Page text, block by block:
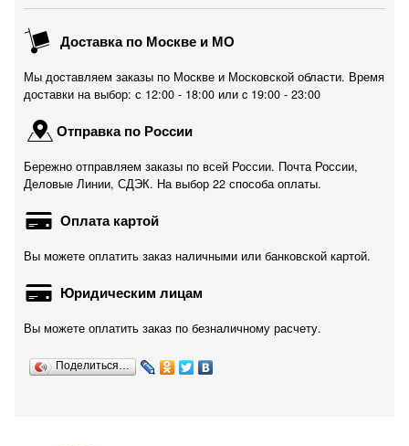
Доставка по Москве и МО
Мы доставляем заказы по Москве и Московской области. Время
доставки на выбор: с 12:00 - 18:00 или c 19:00 - 23:00
Отправка по России
Бережно отправляем заказы по всей России. Почта России,
Деловые Линии, СДЭК. На выбор 22 способа оплаты.
Оплата картой
Вы можете оплатить заказ наличными или банковской картой.
Юридическим лицам
Вы можете оплатить заказ по безналичному расчету.
Поделиться…